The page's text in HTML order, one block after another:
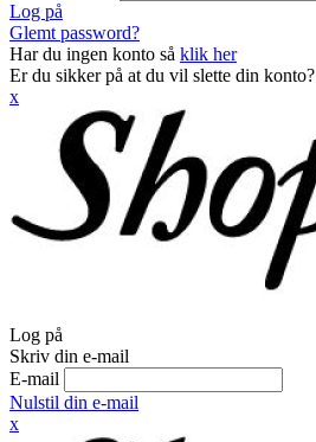
Log på
Glemt password?
Har du ingen konto så klik her
Er du sikker på at du vil slette din konto?
x
Log på
Skriv din e-mail
E-mail
Nulstil din e-mail
x